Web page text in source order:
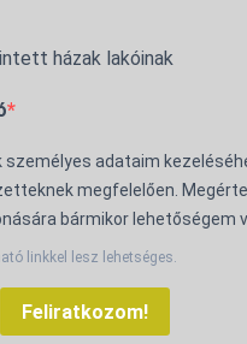
házak lakóinak
személyes adataim
megfelelően.
bármikor lehetőségem
linkkel lesz lehetséges.
Feliratkozom!